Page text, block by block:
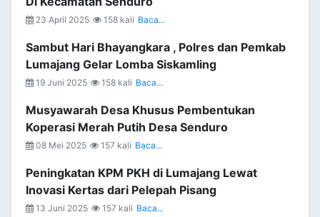
23 April 2025 158 kali Baca...
Sambut Hari Bhayangkara , Polres dan Pemkab
Lumajang Gelar Lomba Siskamling
19 Juni 2025 158 kali Baca...
Musyawarah Desa Khusus Pembentukan
Koperasi Merah Putih Desa Senduro
08 Mei 2025 157 kali Baca...
Peningkatan KPM PKH di Lumajang Lewat
Inovasi Kertas dari Pelepah Pisang
13 Juni 2025 157 kali Baca...